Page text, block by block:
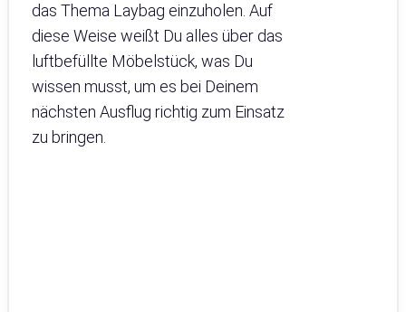
das Thema Laybag einzuholen. Auf
diese Weise weißt Du alles über das
luftbefüllte Möbelstück, was Du
wissen musst, um es bei Deinem
nächsten Ausflug richtig zum Einsatz
zu bringen.